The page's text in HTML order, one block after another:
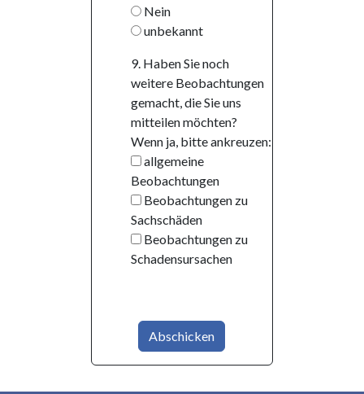
Nein
unbekannt
9. Haben Sie noch
weitere Beobachtungen
gemacht, die Sie uns
mitteilen möchten?
Wenn ja, bitte ankreuzen:
allgemeine
Beobachtungen
Beobachtungen zu
Sachschäden
Beobachtungen zu
Schadensursachen
Abschicken